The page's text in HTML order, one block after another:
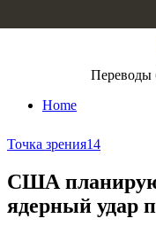
Переводы
Home
Точка зрения14
США
ядерный удар